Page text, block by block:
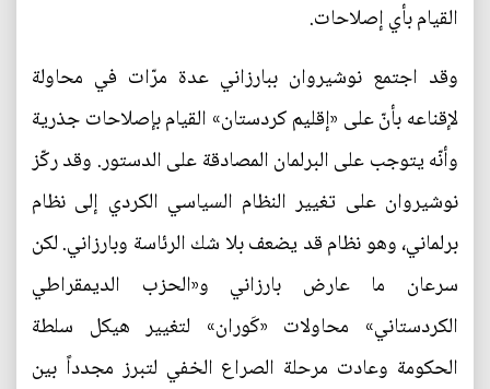
القيام بأي إصلاحات.
وقد اجتمع نوشيروان ببارزاني عدة مرّات في محاولة
لإقناعه بأنّ على «إقليم كردستان» القيام بإصلاحات جذرية
وأنّه يتوجب على البرلمان المصادقة على الدستور. وقد ركّز
نوشيروان على تغيير النظام السياسي الكردي إلى نظام
برلماني، وهو نظام قد يضعف بلا شك الرئاسة وبارزاني. لكن
سرعان ما عارض بارزاني و«الحزب الديمقراطي
الكردستاني» محاولات «كَوران» لتغيير هيكل سلطة
الحكومة وعادت مرحلة الصراع الخفي لتبرز مجدداً بين